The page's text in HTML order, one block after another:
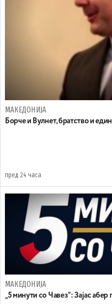
МАКЕДОНИЈА
Борче и Вулнет, братство и
пред 24 часа
МАКЕДОНИЈА
„5 минути со Чавез“: Зајас